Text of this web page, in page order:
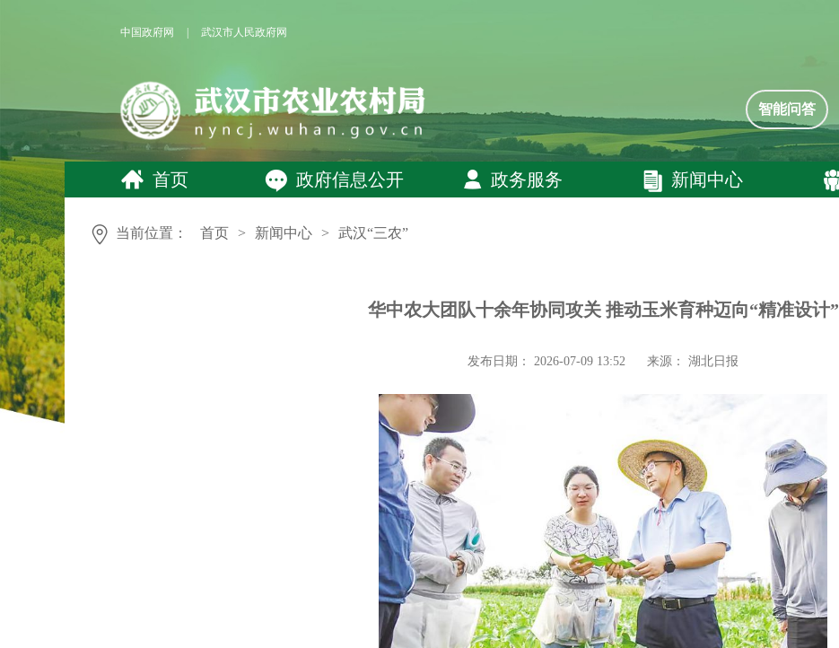
中国政府网 武汉市人民政府网
智能问答
首页 政府信息公开 政务服务 新闻中心
当前位置： 首页 > 新闻中心 > 武汉“三农”
华中农大团队十余年协同攻关 推动玉米育种迈向“精准设计”
发布日期： 2026-07-09 13:52 来源： 湖北日报